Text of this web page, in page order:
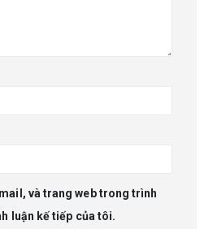
và trang web trong trình
luận kế tiếp của tôi.